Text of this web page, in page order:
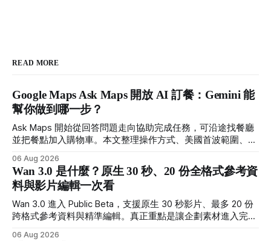
READ MORE
Google Maps Ask Maps 開放 AI 訂餐：Gemini 能
幫你做到哪一步？
Ask Maps 開始從回答問題走向協助完成任務，可沿途找餐廳
並把餐點加入購物車。本文整理操作方式、美國首波範圍、合
06 Aug 2026
Wan 3.0 是什麼？原生 30 秒、20 份全格式參考資
料與影片編輯一次看
Wan 3.0 進入 Public Beta，支援原生 30 秒影片、最多 20 份
跨格式參考資料與精準編輯。真正重點是讓企劃素材進入完整
06 Aug 2026